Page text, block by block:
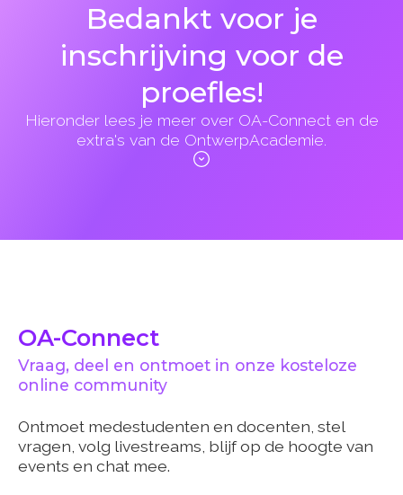
Bedankt voor je
inschrijving voor de
proefles!
Hieronder lees je meer over OA-Connect en de
extra's van de OntwerpAcademie.
OA-Connect
Vraag, deel en ontmoet in onze kosteloze
online community
Ontmoet medestudenten en docenten, stel
vragen, volg livestreams, blijf op de hoogte van
events en chat mee.